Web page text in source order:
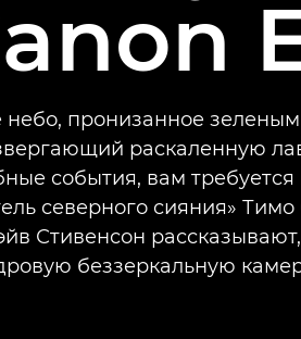
небо, пронизанное
раскаленную
события, вам
северного сияния»
Стивенсон
беззеркальную